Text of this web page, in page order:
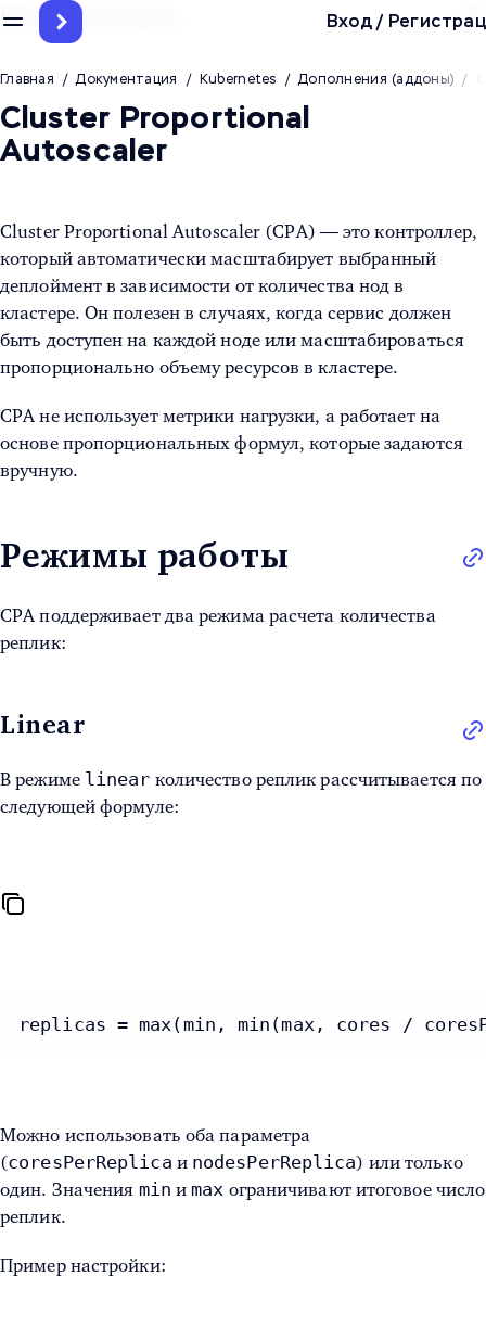
Вход/
Облачные сервисы
Главная / Документация / Kubernetes / Дополнения (аддоны) /
Cluster Proportional
Autoscaler
Cluster Proportional Autoscaler (CPA) — это контроллер,
который автоматически масштабирует выбранный
деплоймент в зависимости от количества нод в
кластере. Он полезен в случаях, когда сервис должен
быть доступен на каждой ноде или масштабироваться
пропорционально объему ресурсов в кластере.
CPA не использует метрики нагрузки, а работает на
основе пропорциональных формул, которые задаются
вручную.
Режимы работы
CPA поддерживает два режима расчета количества
реплик:
Linear
В режиме linear количество реплик рассчитывается по
следующей формуле:
replicas = max(min, min(max, cores /
Можно использовать оба параметра
(coresPerReplica и nodesPerReplica) или только
один. Значения min иmax ограничивают итоговое число
реплик.
Пример настройки: